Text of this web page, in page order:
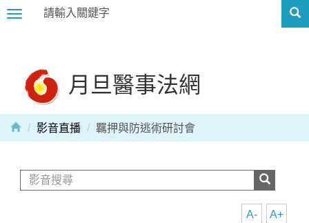
Toggle
月旦醫事法網
影音直播 羈押與防逃術研討會
A+
A-